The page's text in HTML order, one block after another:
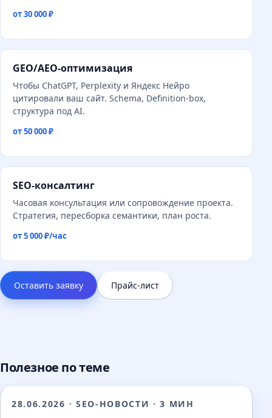
от 30 000 ₽
GEO/AEO-оптимизация
Чтобы ChatGPT, Perplexity и Яндекс Нейро
цитировали ваш сайт. Schema, Definition-box,
структура под AI.
от 50 000 ₽
SEO-консалтинг
Часовая консультация или сопровождение проекта.
Стратегия, пересборка семантики, план роста.
от 5 000 ₽/час
Оставить заявку Прайс-лист
Полезное по теме
28.06.2026 · SEO-НОВОСТИ · 3 МИН